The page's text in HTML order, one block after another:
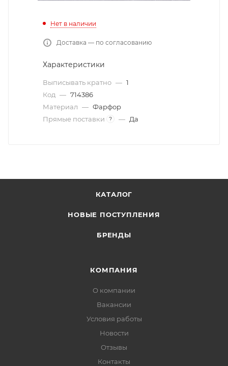
Нет в наличии
Доставка — по согласованию
Характеристики
Выписывать кратно — 1
Код — 714386
Материал — Фарфор
Прямые поставки
? — Да
КАТАЛОГ
НОВЫЕ ПОСТУПЛЕНИЯ
БРЕНДЫ
КОМПАНИЯ
О компании
Вакансии
Условия работы
Новости
Отзывы
Контакты